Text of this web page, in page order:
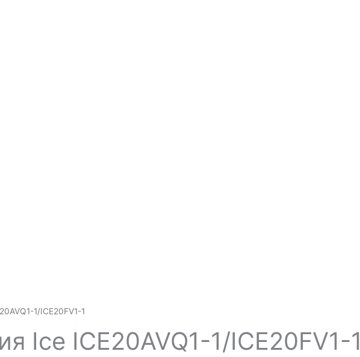
1/ICE20FV1-1
Ice ICE20AVQ1-1/ICE20FV1-1